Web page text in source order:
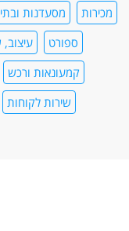
מכירות
מסעדנות
ספורט
קמעונאות ורכש
שירות לקוחות